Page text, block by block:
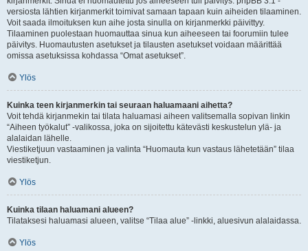
versiosta lähtien kirjanmerkit toimivat samaan tapaan kuin aiheiden tilaaminen.
Voit saada ilmoituksen kun aihe josta sinulla on kirjanmerkki päivittyy.
Tilaaminen puolestaan huomauttaa sinua kun aiheeseen tai foorumiin tulee
päivitys. Huomautusten asetukset ja tilausten asetukset voidaan määrittää
omissa asetuksissa kohdassa “Omat asetukset”.
Ylös
Kuinka teen kirjanmerkin tai seuraan haluamaani aihetta?
Voit tehdä kirjanmekin tai tilata haluamasi aiheen valitsemalla sopivan linkin
“Aiheen työkalut” -valikossa, joka on sijoitettu kätevästi keskustelun ylä- ja
alalaidan lähelle.
Viestiketjuun vastaaminen ja valinta “Huomauta kun vastaus lähetetään” tilaa
viestiketjun.
Ylös
Kuinka tilaan haluamani alueen?
Tilataksesi haluamasi alueen, valitse “Tilaa alue” -linkki, aluesivun alalaidassa.
Ylös